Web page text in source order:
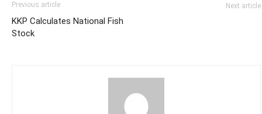
Previous article
KKP Calculates National Fish
Stock
Next article